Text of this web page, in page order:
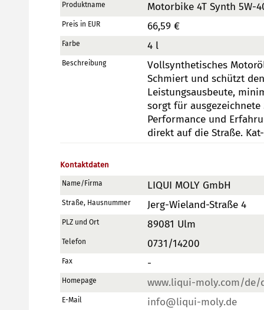
Produktname Motorbike 4T Synth 5W-
Preis in EUR 66,59 €
Farbe 4 l
Beschreibung
Vollsynthetisches
Schmiert und schützt
Leistungsausbeute,
sorgt für
Performance und
direkt auf die Straße.
Kontaktdaten
Name/Firma LIQUI MOLY GmbH
Straße, Hausnummer Jerg-Wieland-Straße 4
PLZ und Ort 89081 Ulm
Telefon 0731/14200
Fax -
Homepage www.liqui-moly.com/
E-Mail info@liqui-moly.de